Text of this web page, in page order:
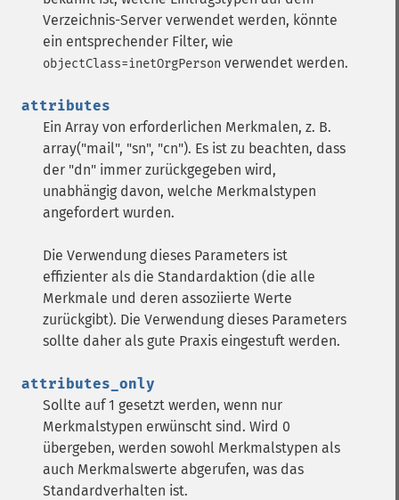
Verzeichnis-Server verwendet werden, könnte
ein entsprechender Filter, wie
objectClass=inetOrgPerson verwendet werden.
attributes
Ein Array von erforderlichen Merkmalen, z. B.
array("mail", "sn", "cn"). Es ist zu beachten, dass
der "dn" immer zurückgegeben wird,
unabhängig davon, welche Merkmalstypen
angefordert wurden.
Die Verwendung dieses Parameters ist
effizienter als die Standardaktion (die alle
Merkmale und deren assoziierte Werte
zurückgibt). Die Verwendung dieses Parameters
sollte daher als gute Praxis eingestuft werden.
attributes_only
Sollte auf 1 gesetzt werden, wenn nur
Merkmalstypen erwünscht sind. Wird 0
übergeben, werden sowohl Merkmalstypen als
auch Merkmalswerte abgerufen, was das
Standardverhalten ist.